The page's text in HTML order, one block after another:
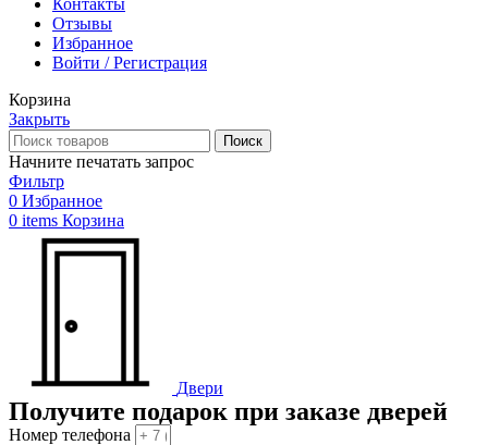
Отзывы
Избранное
Войти / Регистрация
Корзина
Закрыть
Поиск
Начните печатать запрос
Фильтр
0 Избранное
0 items Корзина
Двери
Получите подарок при заказе дверей
Номер телефона